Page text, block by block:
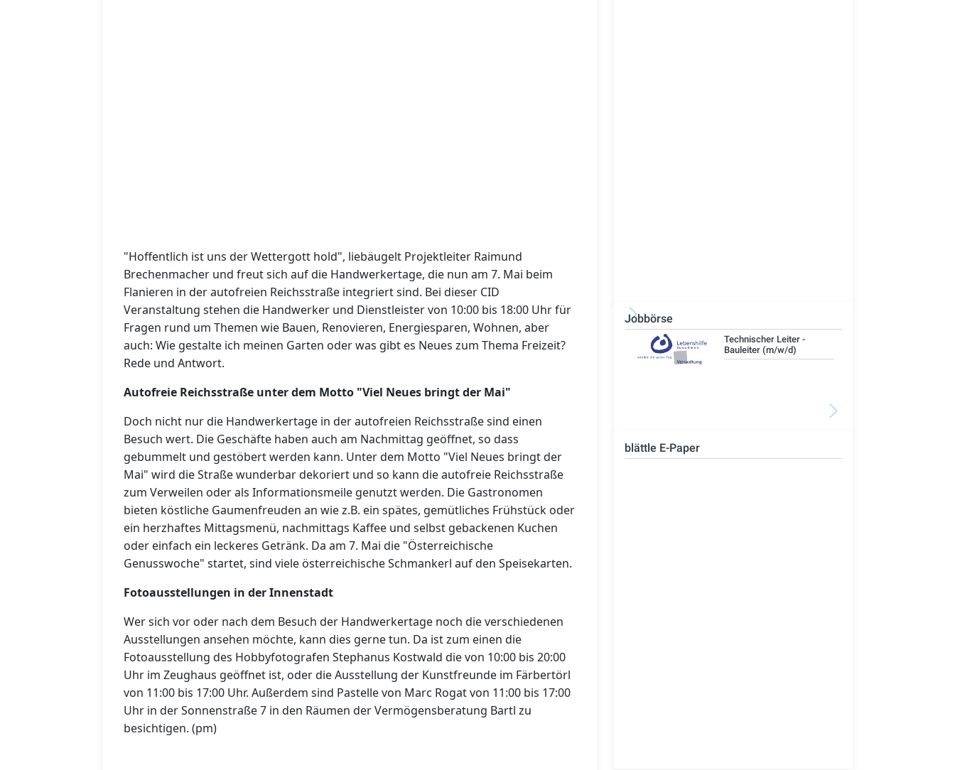
"Hoffentlich ist uns der Wettergott hold", liebäugelt Projektleiter Raimund
Brechenmacher und freut sich auf die Handwerkertage, die nun am 7. Mai beim
Flanieren in der autofreien Reichsstraße integriert sind. Bei dieser CID
Veranstaltung stehen die Handwerker und Dienstleister von 10:00 bis 18:00 Uhr für
Fragen rund um Themen wie Bauen, Renovieren, Energiesparen, Wohnen, aber
auch: Wie gestalte ich meinen Garten oder was gibt es Neues zum Thema Freizeit?
Rede und Antwort.
Autofreie Reichsstraße unter dem Motto "Viel Neues bringt der Mai"
Doch nicht nur die Handwerkertage in der autofreien Reichsstraße sind einen
Besuch wert. Die Geschäfte haben auch am Nachmittag geöffnet, so dass
gebummelt und gestöbert werden kann. Unter dem Motto "Viel Neues bringt der
Mai" wird die Straße wunderbar dekoriert und so kann die autofreie Reichsstraße
zum Verweilen oder als Informationsmeile genutzt werden. Die Gastronomen
bieten köstliche Gaumenfreuden an wie z.B. ein spätes, gemütliches Frühstück oder
ein herzhaftes Mittagsmenü, nachmittags Kaffee und selbst gebackenen Kuchen
oder einfach ein leckeres Getränk. Da am 7. Mai die "Österreichische
Genusswoche" startet, sind viele österreichische Schmankerl auf den Speisekarten.
Fotoausstellungen in der Innenstadt
Wer sich vor oder nach dem Besuch der Handwerkertage noch die verschiedenen
Ausstellungen ansehen möchte, kann dies gerne tun. Da ist zum einen die
Fotoausstellung des Hobbyfotografen Stephanus Kostwald die von 10:00 bis 20:00
Uhr im Zeughaus geöffnet ist, oder die Ausstellung der Kunstfreunde im Färbertörl
von 11:00 bis 17:00 Uhr. Außerdem sind Pastelle von Marc Rogat von 11:00 bis 17:00
Uhr in der Sonnenstraße 7 in den Räumen der Vermögensberatung Bartl zu
besichtigen. (pm)
Jobbörse
Bauzeichner/Bautechniker
(m/w/d)
Technischer Leiter -
Bauleiter (m/w/d)
blättle E-Paper